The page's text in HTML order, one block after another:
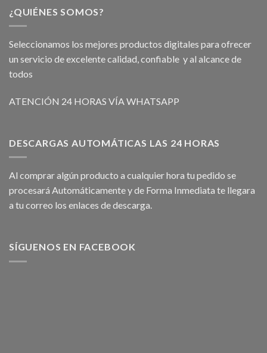
¿QUIÉNES SOMOS?
Seleccionamos los mejores productos digitales para ofrecer
un servicio de excelente calidad, confiable y al alcance de
todos
ATENCIÓN 24 HORAS VÍA WHATSAPP
DESCARGAS AUTOMÁTICAS LAS 24 HORAS
Al comprar algún producto a cualquier hora tu pedido se
procesará Automáticamente y de Forma Inmediata te llegara
a tu correo los enlaces de descarga.
SÍGUENOS EN FACEBOOK